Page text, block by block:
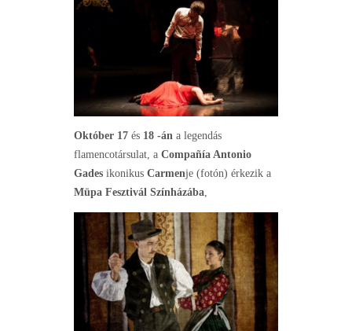
Október 17 és 18 ­-án a legendás
flamencotársulat, a Compañía Antonio
Gades ikonikus Carmenje (fotón) érkezik a
Müpa Fesztivál Színházába,